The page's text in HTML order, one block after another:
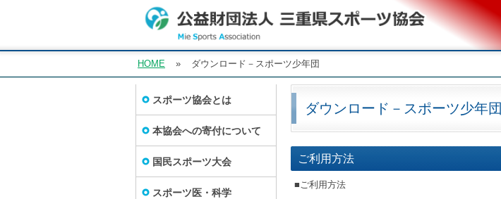
HOME » ダウンロード－スポーツ少年団
スポーツ協会とは
本協会への寄付について
国民スポーツ大会
スポーツ医・科学
ダウンロード－スポーツ少年団
ご利用方法
■ご利用方法